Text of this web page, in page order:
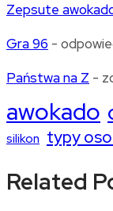
Zepsute
Gra 96 -
Państwa na Z -
awokado
silikon typy
Related